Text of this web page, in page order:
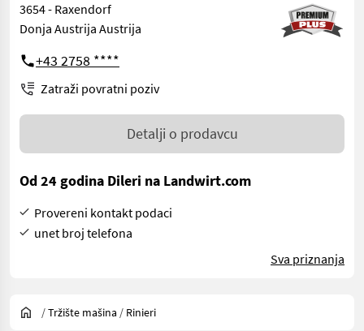
3654 - Raxendorf
Donja Austrija Austrija
+43 2758 ****
Zatraži povratni poziv
Detalji o prodavcu
Od 24 godina Dileri na Landwirt.com
Provereni kontakt podaci
unet broj telefona
Sva priznanja
/Tržište mašina / Rinieri